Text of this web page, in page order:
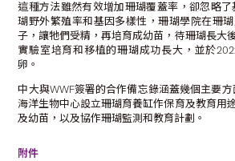
這種方法雖然有效增加珊瑚覆蓋率，卻忽略
瑚野外繁殖率和基因多樣性，珊瑚學院在珊
子，讓牠們受精，再培育成幼苗，待珊瑚長大
實驗室培育和移植的珊瑚成功長大，並於
卵。
中大與WWF簽署的合作備忘錄涵蓋幾個主要
海洋生物中心設立珊瑚育養缸作保育及教育用
及幼苗，以及協作珊瑚監測和教育計劃。
附件